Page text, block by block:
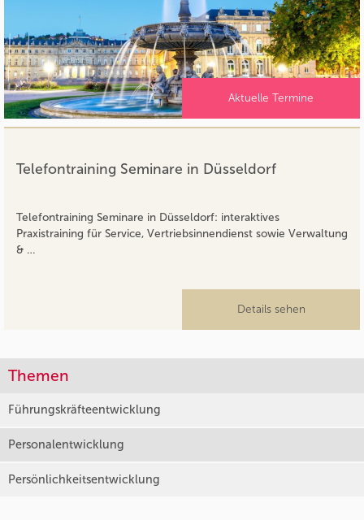
Aktuelle Termine
Telefontraining Seminare in Düsseldorf
Telefontraining Seminare in Düsseldorf: interaktives
Praxistraining für Service, Vertriebsinnendienst sowie Verwaltung
& …
Details sehen
Themen
Führungskräfteentwicklung
Personalentwicklung
Persönlichkeitsentwicklung